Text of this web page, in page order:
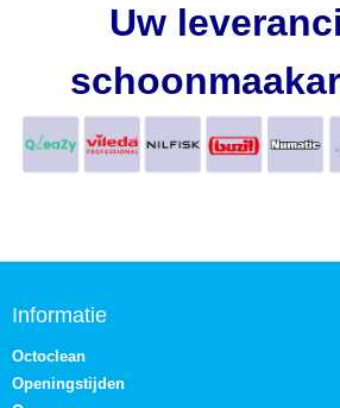
Uw
Informatie
Octoclean
Openingstijden